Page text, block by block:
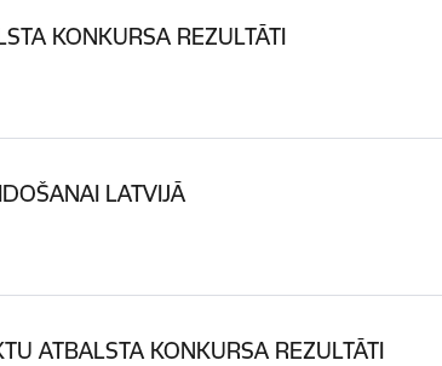
KONKURSA REZULTĀTI
LATVIJĀ
ATBALSTA KONKURSA REZULTĀTI